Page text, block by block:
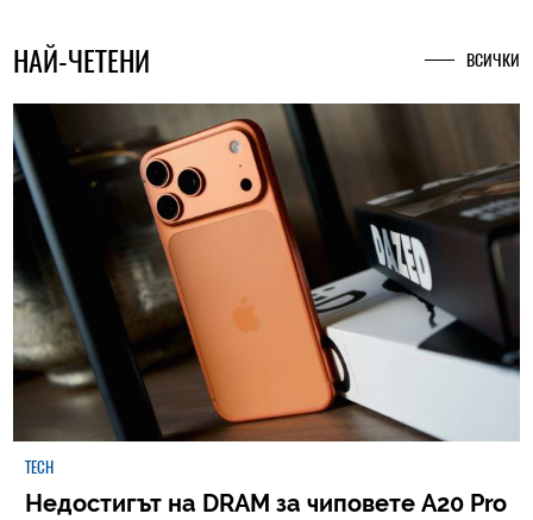
НАЙ-ЧЕТЕНИ ВСИЧКИ
TECH
Недостигът на DRAM за чиповете A20 Pro